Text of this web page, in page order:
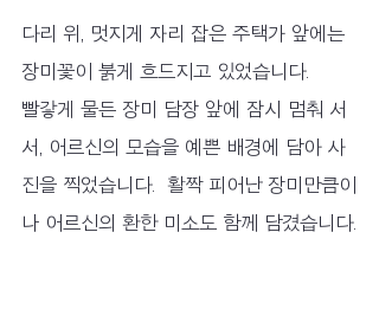
다리 위, 멋지게 자리 잡은 주택가 앞에는
장미꽃이 붉게 흐드지고 있었습니다.
빨갛게 물든 장미 담장 앞에 잠시 멈춰 서
서, 어르신의 모습을 예쁜 배경에 담아 사
진을 찍었습니다.  활짝 피어난 장미만큼이
나 어르신의 환한 미소도 함께 담겼습니다.